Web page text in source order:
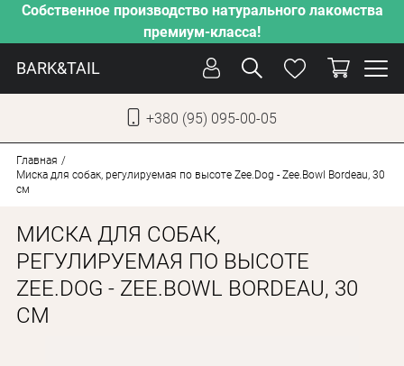
Собственное производство натурального лакомства
премиум-класса!
BARK&TAIL
+380 (95) 095-00-05
КОТЫ
ОТ ЖАРЫ
НАШЕ ПРОИЗВОДСТВО
Главная
Миска для собак, регулируемая по высоте Zee.Dog - Zee.Bowl Bordeau, 30
см
МИСКА ДЛЯ СОБАК,
РЕГУЛИРУЕМАЯ ПО ВЫСОТЕ
ZEE.DOG - ZEE.BOWL BORDEAU, 30
СМ